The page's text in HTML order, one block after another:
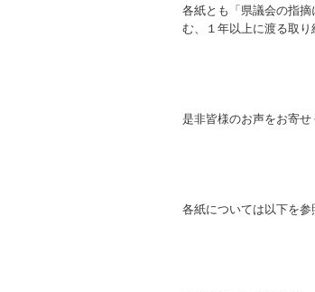
各紙とも「県議会の指
む、１年以上に渡る取り
是非皆様のお声をお寄せ
各紙については以下を参